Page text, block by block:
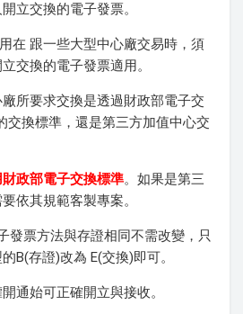
立交換的電子發票。
在 跟一些大型中心廠交易時，須
交換的電子發票適用。
所要求交換是透過財政部電子交
交換標準，還是第三方加值中心交
政部電子交換標準。如果是第三
依其規範客製專案。
發票方法與存證相同不需改變，只
B(存證)改為 E(交換)即可。
通始可正確開立與接收。